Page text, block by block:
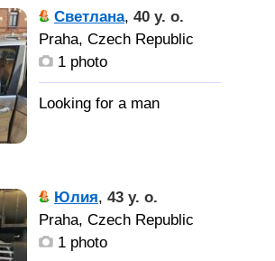
Светлана, 40 y. o.
Praha, Czech Republic
1 photo
Юлия, 43 y. o.
Praha, Czech Republic
1 photo